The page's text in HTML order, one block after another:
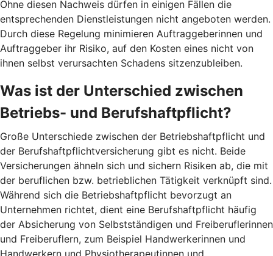
Ohne diesen Nachweis dürfen in einigen Fällen die
entsprechenden Dienstleistungen nicht angeboten werden.
Durch diese Regelung minimieren Auftraggeberinnen und
Auftraggeber ihr Risiko, auf den Kosten eines nicht von
ihnen selbst verursachten Schadens sitzenzubleiben.
Was ist der Unterschied zwischen
Betriebs- und Berufshaftpflicht?
Große Unterschiede zwischen der Betriebshaftpflicht und
der Berufshaftpflichtversicherung gibt es nicht. Beide
Versicherungen ähneln sich und sichern Risiken ab, die mit
der beruflichen bzw. betrieblichen Tätigkeit verknüpft sind.
Während sich die Betriebshaftpflicht bevorzugt an
Unternehmen richtet, dient eine Berufshaftpflicht häufig
der Absicherung von Selbstständigen und Freiberuflerinnen
und Freiberuflern, zum Beispiel Handwerkerinnen und